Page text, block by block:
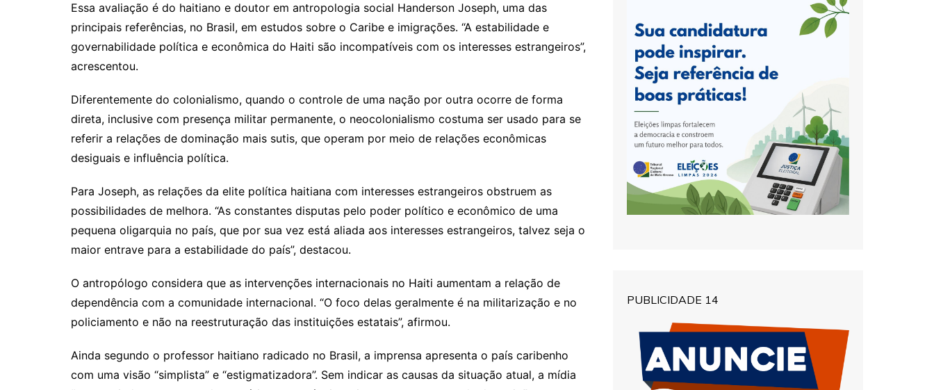
Essa avaliação é do haitiano e doutor em antropologia social Handerson Joseph, uma das
principais referências, no Brasil, em estudos sobre o Caribe e imigrações. “A estabilidade e
governabilidade política e econômica do Haiti são incompatíveis com os interesses estrangeiros”,
acrescentou.
Diferentemente do colonialismo, quando o controle de uma nação por outra ocorre de forma
direta, inclusive com presença militar permanente, o neocolonialismo costuma ser usado para se
referir a relações de dominação mais sutis, que operam por meio de relações econômicas
desiguais e influência política.
Para Joseph, as relações da elite política haitiana com interesses estrangeiros obstruem as
possibilidades de melhora. “As constantes disputas pelo poder político e econômico de uma
pequena oligarquia no país, que por sua vez está aliada aos interesses estrangeiros, talvez seja o
maior entrave para a estabilidade do país”, destacou.
O antropólogo considera que as intervenções internacionais no Haiti aumentam a relação de
dependência com a comunidade internacional. “O foco delas geralmente é na militarização e no
policiamento e não na reestruturação das instituições estatais”, afirmou.
Ainda segundo o professor haitiano radicado no Brasil, a imprensa apresenta o país caribenho
com uma visão “simplista” e “estigmatizadora”. Sem indicar as causas da situação atual, a mídia
PUBLICIDADE 14